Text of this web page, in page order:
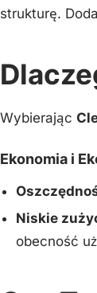
strukturę.
Wybierając
Ekonomia i
Niskie
obecność